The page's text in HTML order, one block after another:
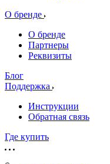
О бренде
О бренде
Партнеры
Реквизиты
Блог
Поддержка
Инструкции
Обратная связь
Где купить